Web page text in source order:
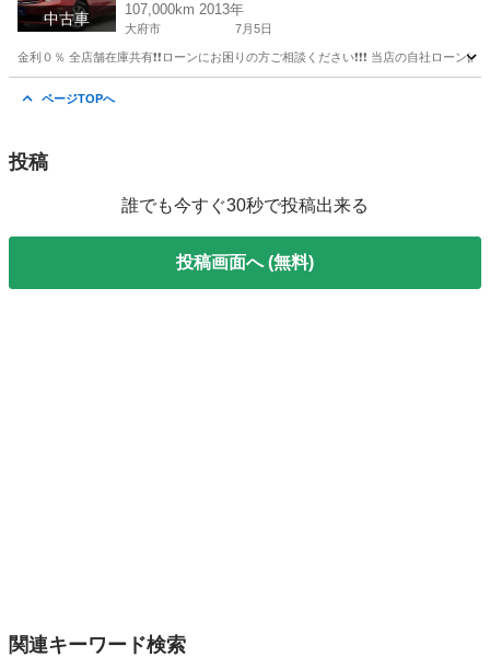
中古車
107,000km 2013年
大府市 7月5日
金利０％ 全店舗在庫共有❗️❗️ローンにお困りの方ご相談ください❗️❗️❗️ 当店の自社ロ
ページTOPへ
投稿
誰でも今すぐ30秒で投稿出来る
投稿画面へ (無料)
関連キーワード検索